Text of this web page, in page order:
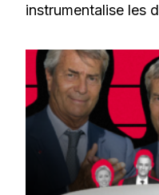
instrumentalise les